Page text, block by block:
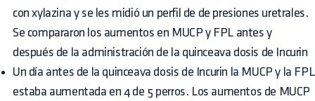
con xylazina y se les midió un perfil de de presiones uretrales.
Se compararon los aumentos en MUCP y FPL antes y
después de la administración de la quinceava dosis de Incurin
Un día antes de la quinceava dosis de Incurin la MUCP y la FPL
estaba aumentada en 4 de 5 perros. Los aumentos de MUCP